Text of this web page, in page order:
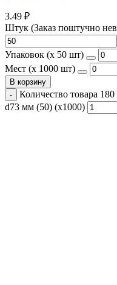
3.49 ₽
Штук (Заказ поштучно
Упаковок (x 50 шт)
Мест (x 1000 шт)
В корзину
Количество товара
d73 мм (50) (х1000)